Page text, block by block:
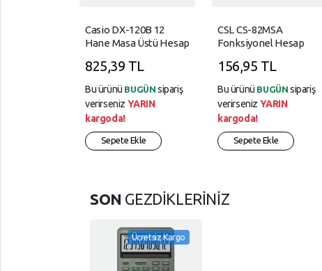
Casio DX-120B 12
Hane Masa Üstü Hesap
825,39 TL
Bu ürünü BUGÜN sipariş
verirseniz YARIN
kargoda!
Sepete Ekle
CSL CS-82MSA
Fonksiyonel Hesap
156,95 TL
Bu ürünü BUGÜN sipariş
verirseniz YARIN
kargoda!
Sepete Ekle
SON GEZDİKLERİNİZ
Ücretsiz Kargo